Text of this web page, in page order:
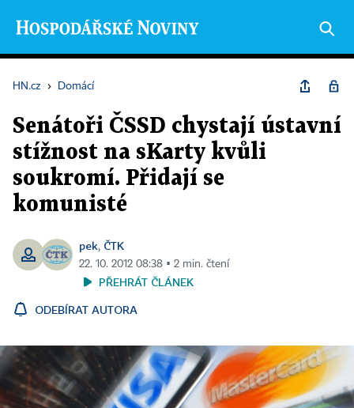
HN.cz › Domácí
Senátoři ČSSD chystají ústavní
stížnost na sKarty kvůli
soukromí. Přidají se
komunisté
pek, ČTK
22. 10. 2012 08:38 ▪ 2 min. čtení
PŘEHRÁT ČLÁNEK
ODEBÍRAT AUTORA